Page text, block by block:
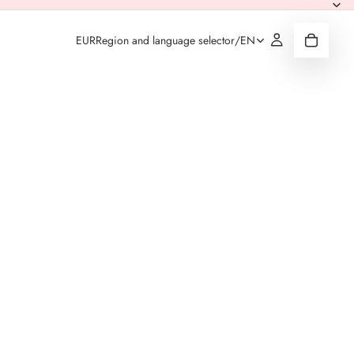
EURRegion and language selector/EN